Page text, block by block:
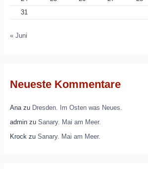
31
« Juni
Neueste Kommentare
Anazu Dresden. Im Osten was Neues.
adminzu Sanary. Mai am Meer.
Krock zu Sanary. Mai am Meer.